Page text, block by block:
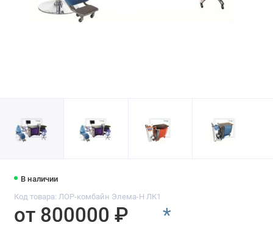
В наличии
Код товара: ЛОР-комбайн Элема-Н ЛК1
от 800000 ₽ *